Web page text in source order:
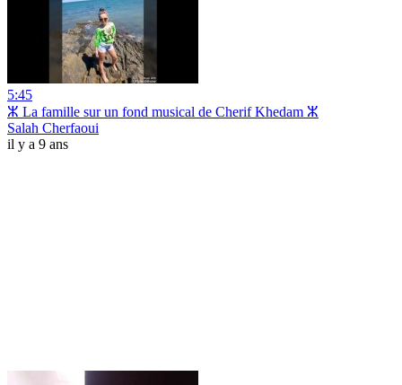
5:45
ⵣ La famille sur un fond musical de Cherif Khedam ⵣ
Salah Cherfaoui
il y a 9 ans